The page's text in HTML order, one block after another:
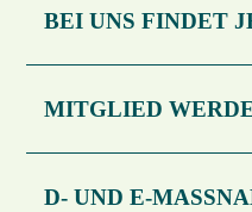
BEI UNS FINDET
MITGLIED
D- UND E-